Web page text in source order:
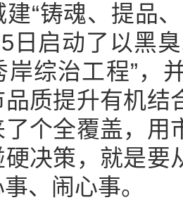
建“铸魂、提品
日启动了以黑
岸综治工程”，
质提升有机结
个全覆盖，用
决策，就是要
、闹心事。